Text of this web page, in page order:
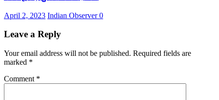
April 2, 2023 Indian Observer0
Leave a Reply
Your email address will not be published. Required fields are
marked *
Comment *